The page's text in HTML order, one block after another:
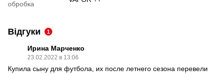
обробка
Відгуки 1
Ирина Марченко
23.02.2022 в 13:06
Купила сыну для футбола, их после летнего сезона перевели